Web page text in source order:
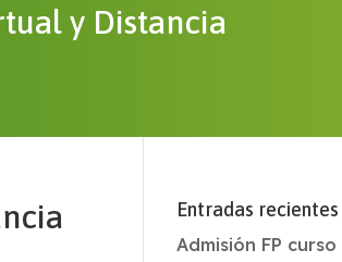
y Distancia
Entradas recientes
Admisión FP curso